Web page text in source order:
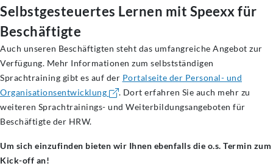
Selbstgesteuertes Lernen mit Speexx für
Beschäftigte
Auch unseren Beschäftigten steht das umfangreiche Angebot zur
Verfügung. Mehr Informationen zum selbstständigen
Sprachtraining gibt es auf der Portalseite der Personal- und
Organisationsentwicklung
. Dort erfahren Sie auch mehr zu
weiteren Sprachtrainings- und Weiterbildungsangeboten für
Beschäftigte der HRW.
Um sich einzufinden bieten wir Ihnen ebenfalls die o.s. Termin zum
Kick-off an!